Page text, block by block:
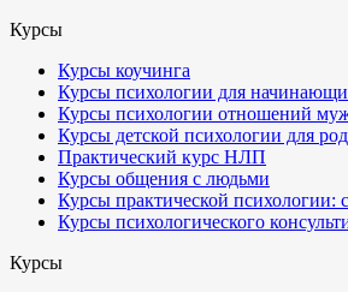
Курсы
Курсы коучинга
Курсы психологии для
Курсы психологии отношений
Курсы детской психологии для
Практический курс НЛП
Курсы общения с людьми
Курсы практической психологии:
Курсы психологического
Курсы